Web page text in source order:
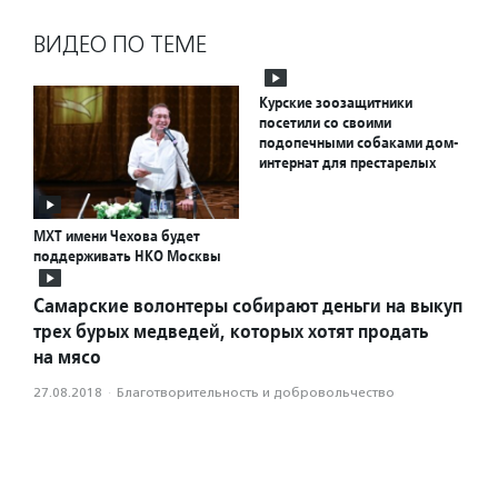
ВИДЕО ПО ТЕМЕ
МХТ имени Чехова будет
поддерживать НКО Москвы
Курские зоозащитники
посетили со своими
подопечными собаками дом-
интернат для престарелых
Самарские волонтеры собирают деньги на выкуп
трех бурых медведей, которых хотят продать
на мясо
27.08.2018 · Благотвори­тель­ность и доброволь­чест­во